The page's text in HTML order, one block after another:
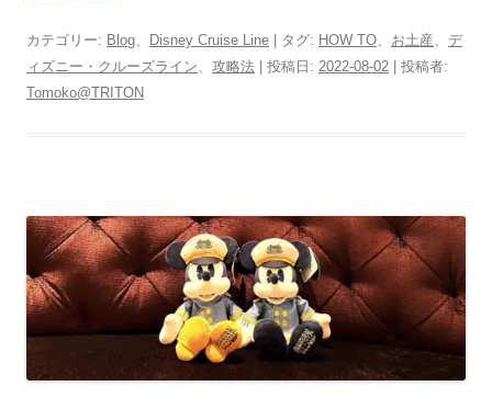
カテゴリー: Blog、 Disney Cruise Line | タグ: HOW TO、 お土産、 デ
ィズニー・クルーズライン、 攻略法 | 投稿日: 2022-08-02
投稿者:
Tomoko@TRITON